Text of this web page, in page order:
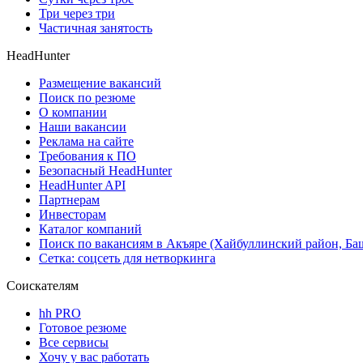
Три через три
Частичная занятость
HeadHunter
Размещение вакансий
Поиск по резюме
О компании
Наши вакансии
Реклама на сайте
Требования к ПО
Безопасный HeadHunter
HeadHunter API
Партнерам
Инвесторам
Каталог компаний
Поиск по вакансиям в Акъяре (Хайбуллинский район,
Сетка: соцсеть для нетворкинга
Соискателям
hh PRO
Готовое резюме
Все сервисы
Хочу у вас работать